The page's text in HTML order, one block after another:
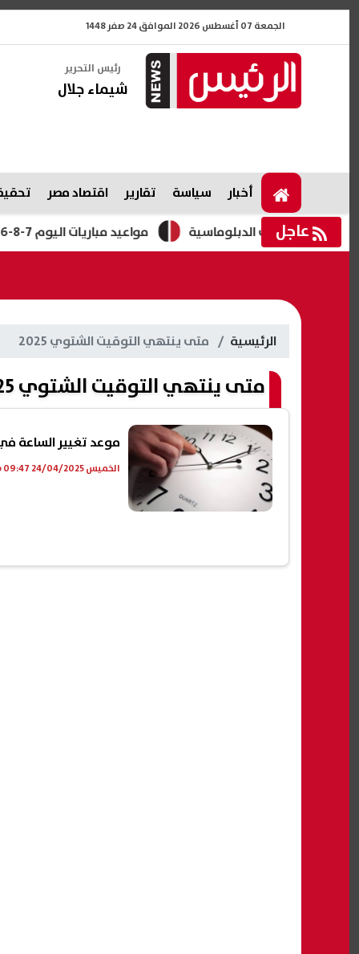
الجمعة 07 أغسطس 2026 الموافق 24 صفر 1448
رئيس التحرير
شيماء جلال
أخبار سياسة تقارير اقتصاد مصر
عاجل مواعيد مباريات اليوم 7-8-2026.. بايرن ميونخ وأستون فيلا ومواجهات كأس الرابطة الإنجليزية المساعي الدبلوماسية
الرئيسية متى ينتهي التوقيت الشتوي 2025
متى ينتهي التوقيت الشتوي 2025
موعد تغيير الساعة
الخميس 24/04/2025 09:47 ص